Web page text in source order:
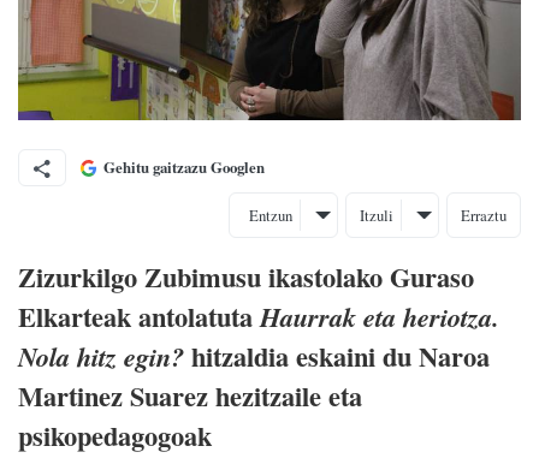
Gehitu gaitzazu Googlen
Entzun Itzuli Erraztu
Zizurkilgo Zubimusu ikastolako Guraso
Elkarteak antolatutaHaurrak eta heriotza.
Nola hitz egin?hitzaldia eskaini du Naroa
Martinez Suarez hezitzaile eta
psikopedagogoak